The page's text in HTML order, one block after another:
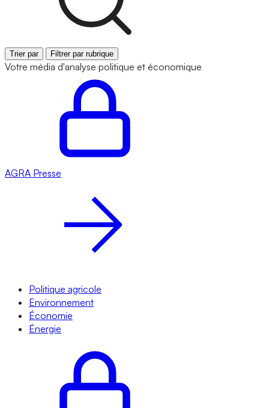
Trier par Filtrer par rubrique
Votre média d'analyse politique et économique
AGRA Presse
Politique agricole
Environnement
Économie
Énergie